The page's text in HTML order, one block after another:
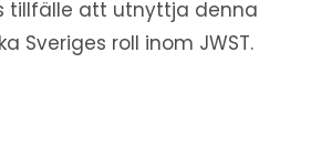
tillfälle att utnyttja denna
Sveriges roll inom JWST.